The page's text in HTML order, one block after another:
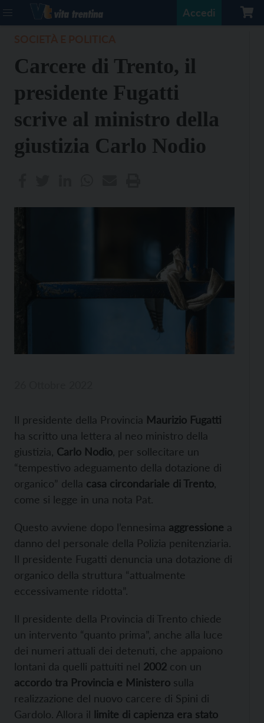
Accedi
Carcere di Trento, il
presidente Fugatti
scrive al ministro della
giustizia Carlo Nodio
Il presidente della Provincia Maurizio Fugatti
ha scritto una lettera al neo ministro della
giustizia, Carlo Nodio , per sollecitare un
“tempestivo adeguamento della dotazione di
organico” della casa circondariale di Trento
come si legge in una nota Pat.
Questo avviene dopo l’ennesima aggressione a
danno del personale della Polizia penitenziaria.
Il presidente Fugatti denuncia una dotazione di
organico della struttura “attualmente
eccessivamente ridotta”.
Il presidente della Provincia di Trento chiede
un intervento “quanto prima”, anche alla luce
dei numeri attuali dei detenuti, che appaiono
lontani da quelli pattuiti nel 2002 con un
accordo tra Provincia e Ministero sulla
realizzazione del nuovo carcere di Spini di
Gardolo. Allora il limite di capienza era stato